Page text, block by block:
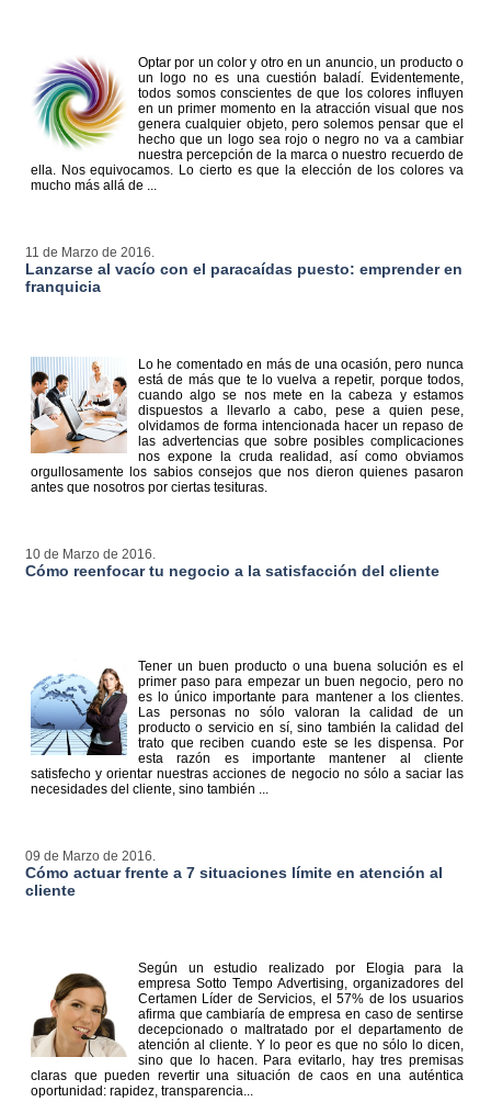
Optar por un color y otro en un anuncio, un producto o
un logo no es una cuestión baladí. Evidentemente,
todos somos conscientes de que los colores influyen
en un primer momento en la atracción visual que nos
genera cualquier objeto, pero solemos pensar que el
hecho que un logo sea rojo o negro no va a cambiar
nuestra percepción de la marca o nuestro recuerdo de
ella. Nos equivocamos. Lo cierto es que la elección de los colores va
mucho más allá de ...
11 de Marzo de 2016.
Lanzarse al vacío con el paracaídas puesto: emprender en
franquicia
Lo he comentado en más de una ocasión, pero nunca
está de más que te lo vuelva a repetir, porque todos,
cuando algo se nos mete en la cabeza y estamos
dispuestos a llevarlo a cabo, pese a quien pese,
olvidamos de forma intencionada hacer un repaso de
las advertencias que sobre posibles complicaciones
nos expone la cruda realidad, así como obviamos
orgullosamente los sabios consejos que nos dieron quienes pasaron
antes que nosotros por ciertas tesituras.
10 de Marzo de 2016.
Cómo reenfocar tu negocio a la satisfacción del cliente
Tener un buen producto o una buena solución es el
primer paso para empezar un buen negocio, pero no
es lo único importante para mantener a los clientes.
Las personas no sólo valoran la calidad de un
producto o servicio en sí, sino también la calidad del
trato que reciben cuando este se les dispensa. Por
esta razón es importante mantener al cliente
satisfecho y orientar nuestras acciones de negocio no sólo a saciar las
necesidades del cliente, sino también ...
09 de Marzo de 2016.
Cómo actuar frente a 7 situaciones límite en atención al
cliente
Según un estudio realizado por Elogia para la
empresa Sotto Tempo Advertising, organizadores del
Certamen Líder de Servicios, el 57% de los usuarios
afirma que cambiaría de empresa en caso de sentirse
decepcionado o maltratado por el departamento de
atención al cliente. Y lo peor es que no sólo lo dicen,
sino que lo hacen. Para evitarlo, hay tres premisas
claras que pueden revertir una situación de caos en una auténtica
oportunidad: rapidez, transparencia...